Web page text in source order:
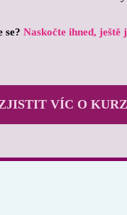
se? Naskočte ihned, ještě
VÍC O